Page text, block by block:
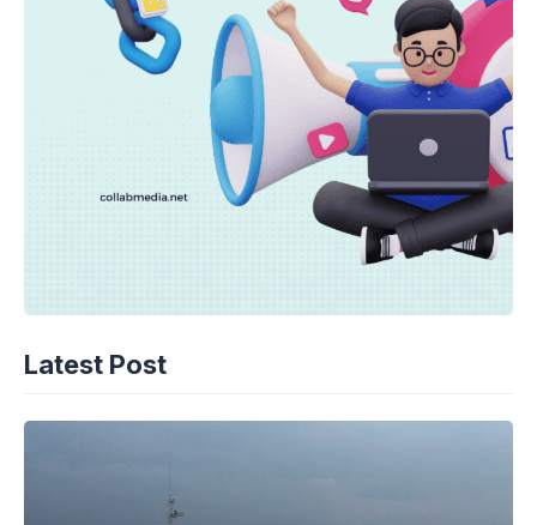
Latest Post